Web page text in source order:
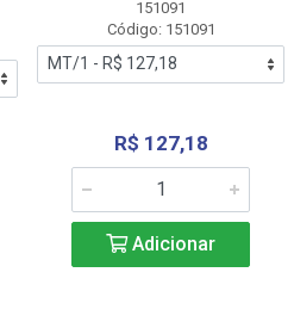
151091
Código: 151091
R$ 127,18
Adicionar